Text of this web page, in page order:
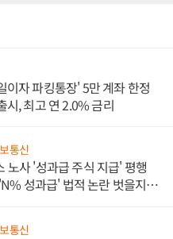
이자 파킹통장' 5만 계좌 한정
시, 최고 연 2.0% 금리
통신
노사 '성과급 주식 지급' 평행
성과급' 법적 논란 벗을지 주
통신